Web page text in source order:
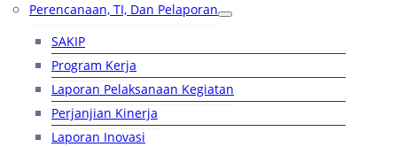
Perencanaan, TI, Dan Pelaporan
SAKIP
Program Kerja
Laporan Pelaksanaan Kegiatan
Perjanjian Kinerja
Laporan Inovasi